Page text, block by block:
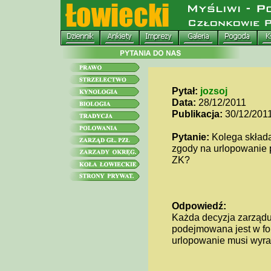
Pytał: jozsoj
Data: 28/12/2011
Publikacja: 30/12/
Pytanie: Kolega
zgody na urlopowanie
ZK?
Odpowiedź:
Każda decyzja
podejmowana jest w
urlopowanie musi